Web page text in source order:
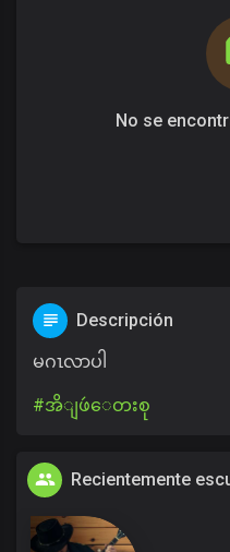
No se
Descripción
မဂၤလာပါ
#အိျဖဴ​ေတးစု
Recientemente